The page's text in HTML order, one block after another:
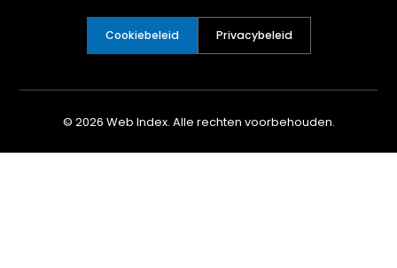
Cookiebeleid Privacybeleid
© 2026 Web Index. Alle rechten voorbehouden.